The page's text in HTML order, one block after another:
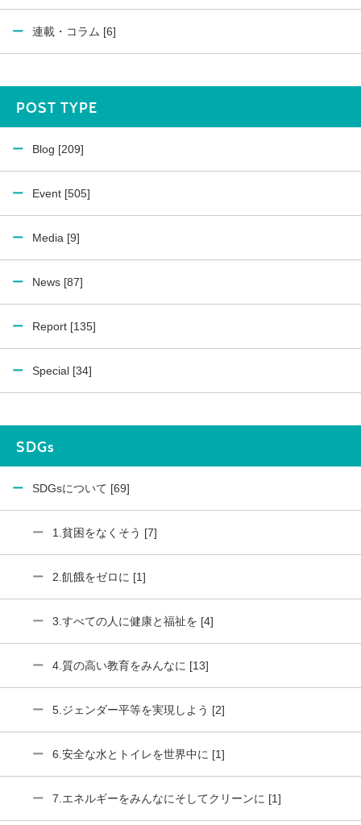
連載・コラム [6]
POST TYPE
Blog [209]
Event [505]
Media [9]
News [87]
Report [135]
Special [34]
SDGs
SDGsについて [69]
1.貧困をなくそう [7]
2.飢餓をゼロに [1]
3.すべての人に健康と福祉を [4]
4.質の高い教育をみんなに [13]
5.ジェンダー平等を実現しよう [2]
6.安全な水とトイレを世界中に [1]
7.エネルギーをみんなにそしてクリーンに [1]